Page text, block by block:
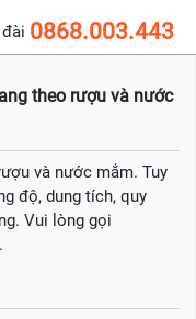
0868.003.443
theo rượu và nước
và nước mắm. Tuy
độ, dung tích, quy
Vui lòng gọi